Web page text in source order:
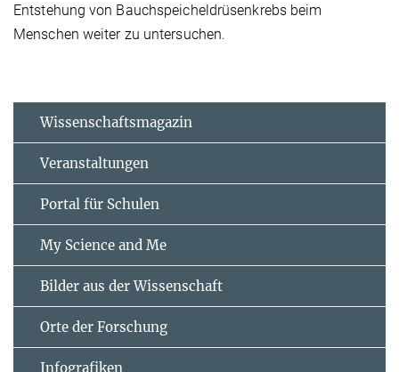
Entstehung von Bauchspeicheldrüsenkrebs beim
Menschen weiter zu untersuchen.
Wissenschaftsmagazin
Veranstaltungen
Portal für Schulen
My Science and Me
Bilder aus der Wissenschaft
Orte der Forschung
Infografiken